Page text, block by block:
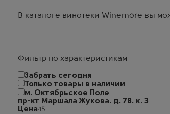
В каталоге винотеки Winemore вы
Фильтр по характеристикам
Забрать сегодня
Только товары в наличии
м. Октябрьское Поле
пр-кт Маршала Жукова. д. 78. к. 3
Цена